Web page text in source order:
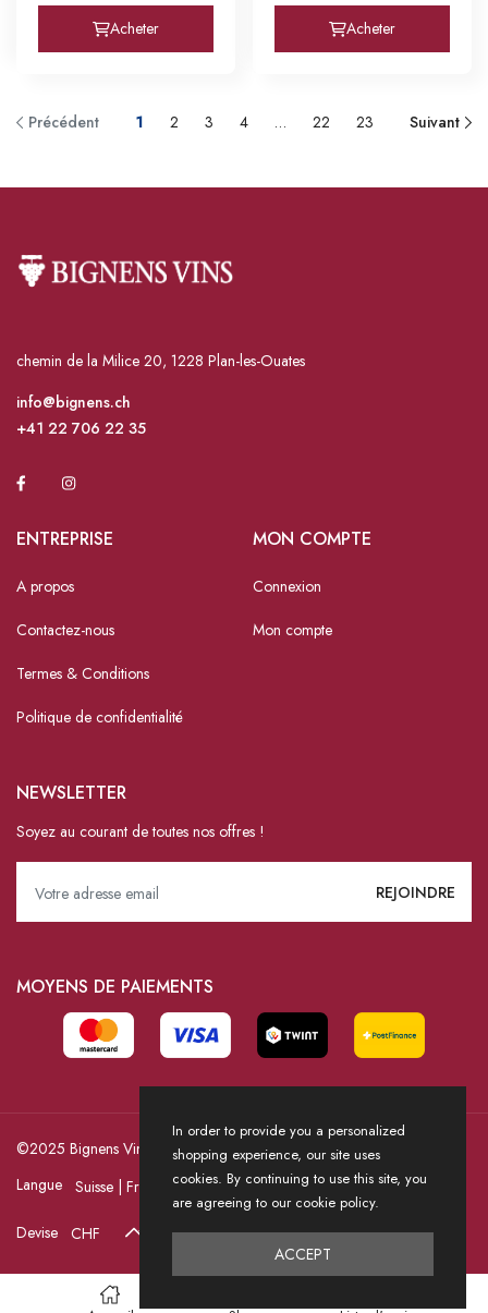
Acheter Acheter
Précédent 1 2 3 4 … 22 23 Suivant
chemin de la Milice 20, 1228 Plan-les-Ouates
info@bignens.ch
+41 22 706 22 35
ENTREPRISE
A propos
Contactez-nous
Termes & Conditions
Politique de confidentialité
MON COMPTE
Connexion
Mon compte
NEWSLETTER
Soyez au courant de toutes nos offres !
MOYENS DE PAIEMENTS
©2025 Bignens Vins / Powered by HICASS
Langue
Devise
In order to provide you a personalized
shopping experience, our site uses
cookies. By continuing to use this site, you
are agreeing to our cookie policy.
ACCEPT